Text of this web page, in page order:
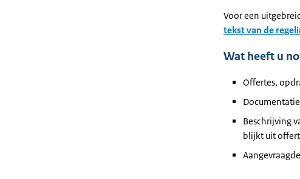
Voor een
tekst van de
Wat heeft u
Offertes,
Beschrijving
blijkt uit